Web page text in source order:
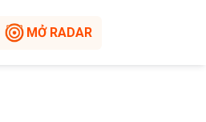
MỞ RADAR